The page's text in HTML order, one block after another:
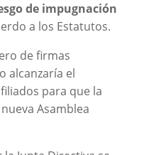
de impugnación
a los Estatutos.
de firmas
alcanzaría el
para que la
Asamblea